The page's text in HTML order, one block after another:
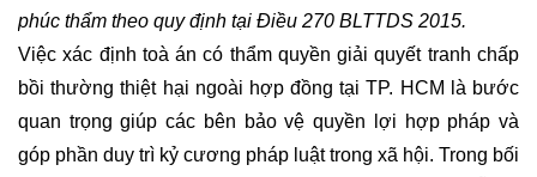
HỎI
ĐÁP
LUẬT
XÂY
DỰNG
phúc thẩm theo quy định tại Điều 270 BLTTDS 2015.
Việc xác định toà án có thẩm quyền giải quyết tranh chấp
bồi thường thiệt hại ngoài hợp đồng tại TP. HCM là bước
quan trọng giúp các bên bảo vệ quyền lợi hợp pháp và
góp phần duy trì kỷ cương pháp luật trong xã hội. Trong bối